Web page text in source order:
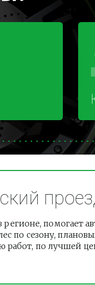
помогает
по сезону,
по лучшей